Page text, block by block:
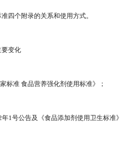
四个附录的关系和使用方式。
要变化
标准 食品营养强化剂使用标准》；
1号公告及《食品添加剂使用卫生标准